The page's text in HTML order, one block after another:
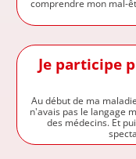
comprendre mon mal-
Je participe
Au début de ma
n'avais pas le langage
des médecins. Et